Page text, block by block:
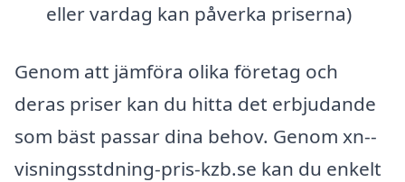
eller vardag kan påverka priserna)
Genom att jämföra olika företag och
deras priser kan du hitta det erbjudande
som bäst passar dina behov. Genom xn--
visningsstdning-pris-kzb.se kan du enkelt